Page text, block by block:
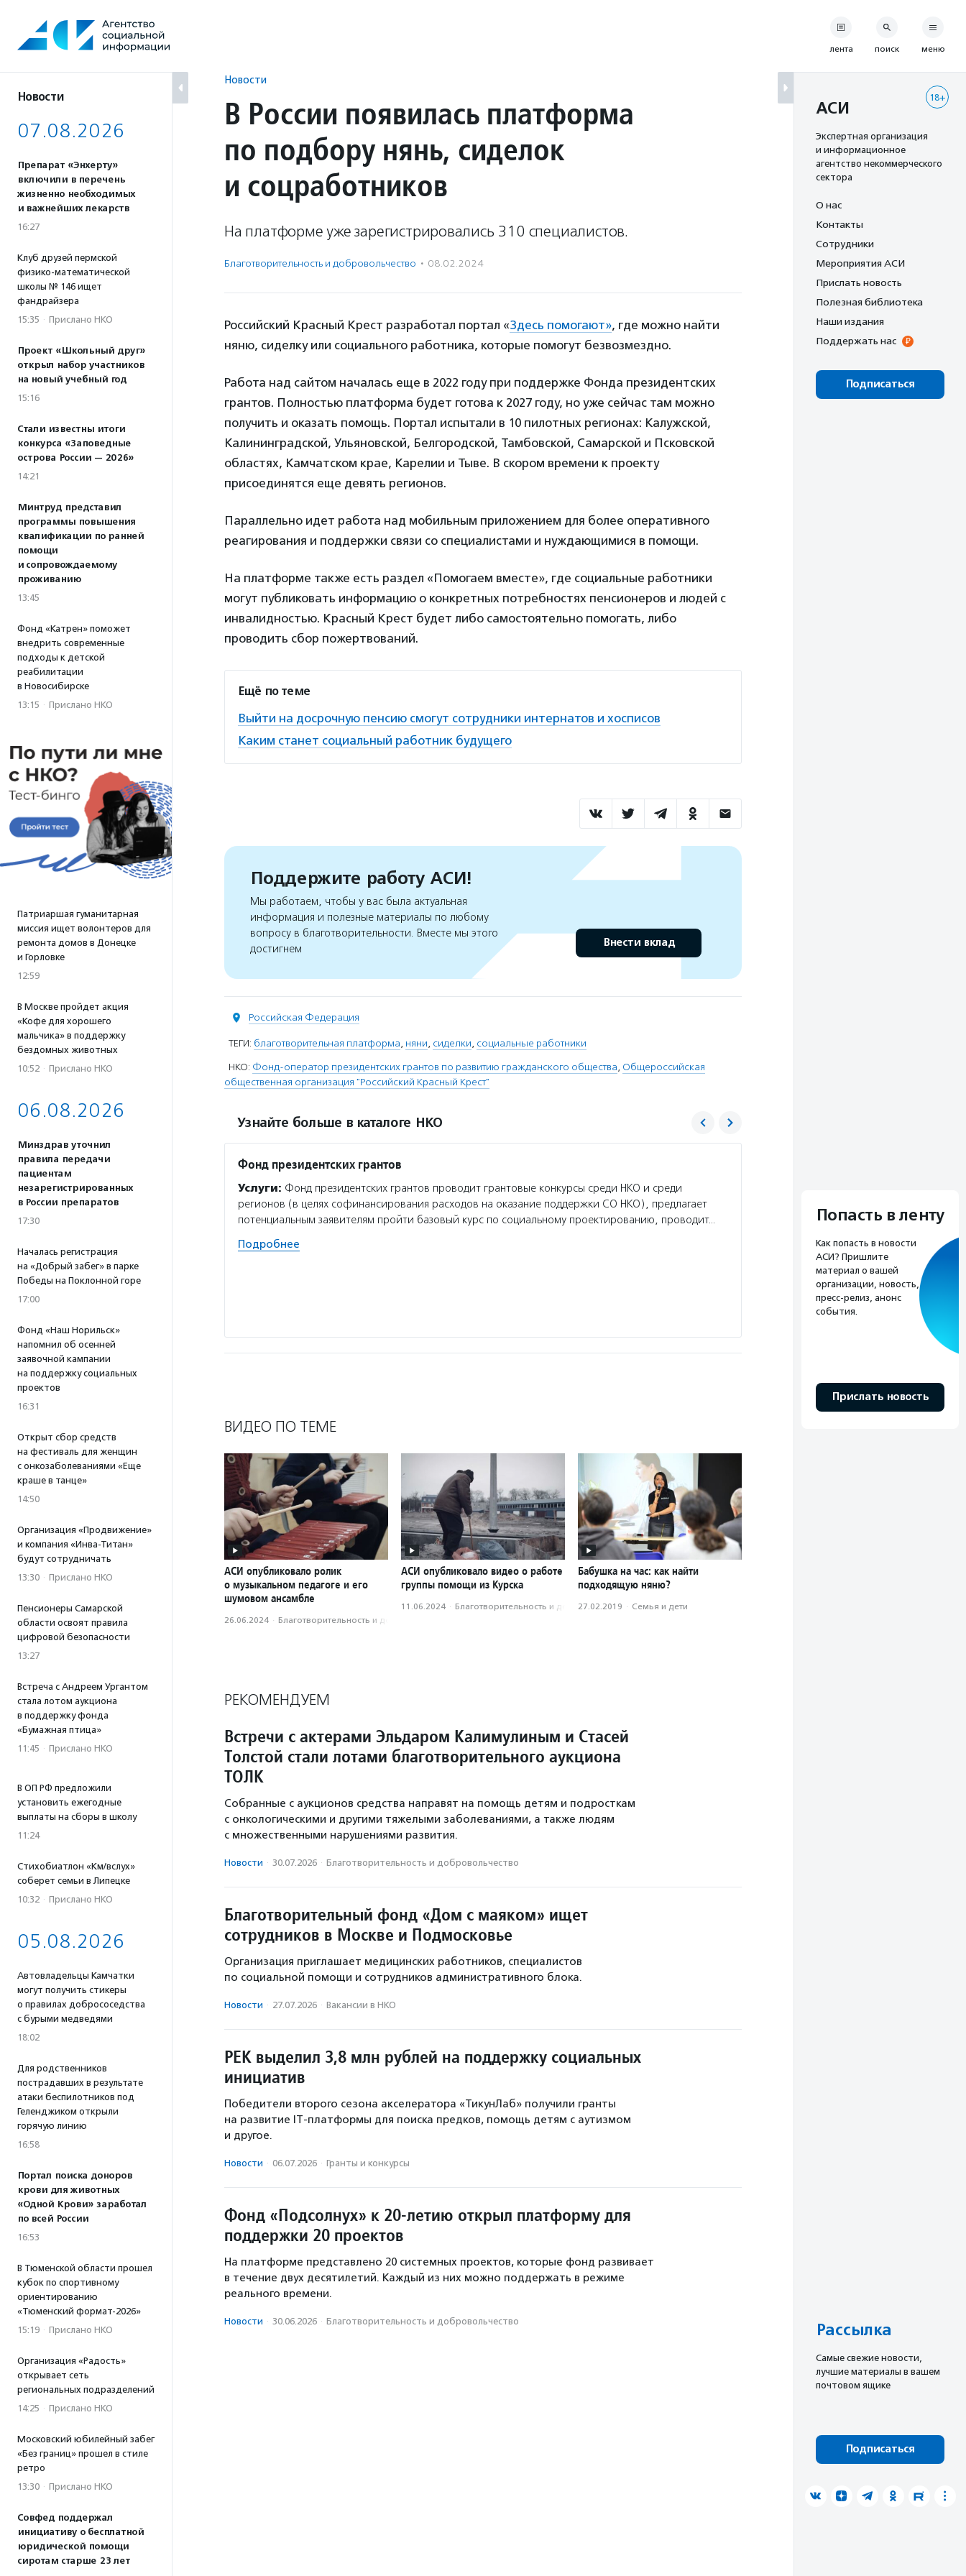
содержанию
Новости
07.08.2026
Препарат «Энхерту»
включили в перечень
жизненно необходимых
и важнейших лекарств
16:27
Клуб друзей пермской
физико-математической
школы № 146 ищет
фандрайзера
15:35 · Прислано НКО
Проект «Школьный друг»
открыл набор участников
на новый учебный год
15:16
Стали известны итоги
конкурса «Заповедные
острова России — 2026»
14:21
Минтруд представил
программы повышения
квалификации по ранней
помощи
и сопровождаемому
проживанию
13:45
Фонд «Катрен» поможет
внедрить современные
подходы к детской
реабилитации
в Новосибирске
13:15 · Прислано НКО
Патриаршая гуманитарная
миссия ищет волонтеров для
ремонта домов в Донецке
и Горловке
12:59
В Москве пройдет акция
«Кофе для хорошего
мальчика» в поддержку
бездомных животных
10:52 · Прислано НКО
06.08.2026
Минздрав уточнил
правила передачи
пациентам
незарегистрированных
в России препаратов
17:30
Началась регистрация
на «Добрый забег» в парке
Победы на Поклонной горе
17:00
Фонд «Наш Норильск»
напомнил об осенней
заявочной кампании
на поддержку социальных
проектов
16:31
Открыт сбор средств
на фестиваль для женщин
с онкозаболеваниями «Еще
краше в танце»
14:50
Организация «Продвижение»
и компания «Инва-Титан»
будут сотрудничать
13:30 · Прислано НКО
Пенсионеры Самарской
области освоят правила
цифровой безопасности
13:27
Встреча с Андреем Ургантом
стала лотом аукциона
в поддержку фонда
«Бумажная птица»
11:45 · Прислано НКО
В ОП РФ предложили
установить ежегодные
выплаты на сборы в школу
11:24
Стихобиатлон «Км/вслух»
соберет семьи в Липецке
10:32 · Прислано НКО
05.08.2026
Автовладельцы Камчатки
могут получить стикеры
о правилах добрососедства
с бурыми медведями
18:02
Для родственников
пострадавших в результате
атаки беспилотников под
Геленджиком открыли
горячую линию
16:58
Портал поиска доноров
крови для животных
«Одной Крови» заработал
по всей России
16:53
В Тюменской области прошел
кубок по спортивному
ориентированию
«Тюменский формат-2026»
15:19 · Прислано НКО
Организация «Радость»
открывает сеть
региональных подразделений
14:25 · Прислано НКО
Московский юбилейный забег
«Без границ» прошел в стиле
ретро
13:30 · Прислано НКО
Совфед поддержал
инициативу о бесплатной
юридической помощи
сиротам старше 23 лет
Новости
В России появилась платформа
по подбору нянь, сиделок
и соцработников
На платформе уже зарегистрировались 310 специалистов.
Благотвори­тель­ность и доброволь­чест­во · 08.02.2024
Российский Красный Крест разработал портал «Здесь помогают», где можно найти
няню, сиделку или социального работника, которые помогут безвозмездно.
Работа над сайтом началась еще в 2022 году при поддержке Фонда президентских
грантов. Полностью платформа будет готова к 2027 году, но уже сейчас там можно
получить и оказать помощь. Портал испытали в 10 пилотных регионах: Калужской,
Калининградской, Ульяновской, Белгородской, Тамбовской, Самарской и Псковской
областях, Камчатском крае, Карелии и Тыве. В скором времени к проекту
присоединятся еще девять регионов.
Параллельно идет работа над мобильным приложением для более оперативного
реагирования и поддержки связи со специалистами и нуждающимися в помощи.
На платформе также есть раздел «Помогаем вместе», где социальные работники
могут публиковать информацию о конкретных потребностях пенсионеров и людей с
инвалидностью. Красный Крест будет либо самостоятельно помогать, либо
проводить сбор пожертвований.
Ещё по теме
Выйти на досрочную пенсию смогут сотрудники интернатов и хосписов
Каким станет социальный работник будущего
Поддержите работу АСИ!
Мы работаем, чтобы у вас была актуальная
информация и полезные материалы по любому
вопросу в благотворительности. Вместе мы этого
достигнем
Внести вклад
Российская Федерация
ТЕГИ: благотворительная платформа, няни, сиделки, социальные работники
НКО: Фонд-оператор президентских грантов по развитию гражданского общества, Общероссийская
общественная организация "Российский Красный Крест"
Узнайте больше в каталоге НКО
Фонд президентских грантов
Услуги: Фонд президентских грантов проводит грантовые конкурсы среди НКО и среди
регионов (в целях софинансирования расходов на оказание поддержки СО НКО), предлагает
потенциальным заявителям пройти базовый курс по социальному проектированию, проводит…
Подробнее
обучение социальных работников, младших
Волонтерство:Главная сила Российского
оставаться безразличными к чужим
числу людей, и это не удалось бы сделать
ВИДЕО ПО ТЕМЕ
АСИ опубликовало ролик
о музыкальном педагоге и его
шумовом ансамбле
26.06.2024 · Благотвори­тель­ность и доброволь­чест­во
АСИ опубликовало видео о работе
группы помощи из Курска
11.06.2024 · Благотвори­тель­ность и доброволь­чест­во
Бабушка на час: как найти
подходящую няню?
27.02.2019 · Семья и дети
РЕКОМЕНДУЕМ
Встречи с актерами Эльдаром Калимулиным и Стасей
Толстой стали лотами благотворительного аукциона
ТОЛК
Собранные с аукционов средства направят на помощь детям и подросткам
с онкологическими и другими тяжелыми заболеваниями, а также людям
с множественными нарушениями развития.
Новости · 30.07.2026 · Благотвори­тель­ность и доброволь­чест­во
Благотворительный фонд «Дом с маяком» ищет
сотрудников в Москве и Подмосковье
Организация приглашает медицинских работников, специалистов
по социальной помощи и сотрудников административного блока.
Новости · 27.07.2026 · Вакансии в НКО
РЕК выделил 3,8 млн рублей на поддержку социальных
инициатив
Победители второго сезона акселератора «ТикунЛаб» получили гранты
на развитие IT-платформы для поиска предков, помощь детям с аутизмом
и другое.
Новости · 06.07.2026 · Гранты и конкурсы
Фонд «Подсолнух» к 20-летию открыл платформу для
поддержки 20 проектов
На платформе представлено 20 системных проектов, которые фонд развивает
в течение двух десятилетий. Каждый из них можно поддержать в режиме
реального времени.
Новости · 30.06.2026 · Благотвори­тель­ность и доброволь­чест­во
лента поиск меню
18+
АСИ
Экспертная организация
и информационное
агентство некоммерческого
сектора
О нас
Контакты
Сотрудники
Мероприятия АСИ
Прислать новость
Полезная библиотека
Наши издания
Поддержать нас
Подписаться
Попасть в ленту
Как попасть в новости
АСИ? Пришлите
материал о вашей
организации, новость,
пресс-релиз, анонс
события.
Прислать новость
Рассылка
Cамые свежие новости,
лучшие материалы в вашем
почтовом ящике
Подписаться